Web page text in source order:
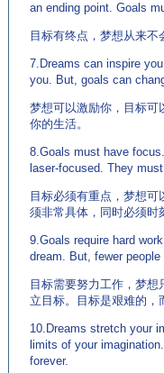
an ending point. Goals
目标有终点，梦想从来
7.Dreams can inspire
you. But, goals can
梦想可以激励你，目标可
你的生活。
8.Goals must have
laser-focused. They
目标必须有重点，梦想
须非常具体，同时必须时
9.Goals require hard
dream. But, fewer
目标需要努力工作，梦
立目标。目标是艰难的，
10.Dreams stretch your
limits of your
forever.